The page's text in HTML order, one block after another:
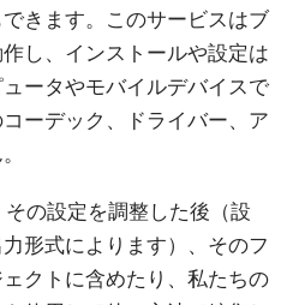
きます。このサービスはブ
し、インストールや設定は
ータやモバイルデバイスで
ーデック、ドライバー、ア
の設定を調整した後（設
形式によります）、そのフ
クトに含めたり、私たちの